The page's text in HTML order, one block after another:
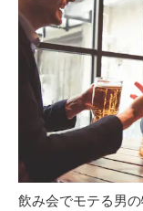
飲み会でモテる男